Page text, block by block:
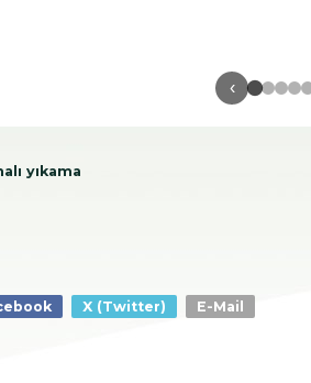
‹
yıkama
X (Twitter) E-Mail